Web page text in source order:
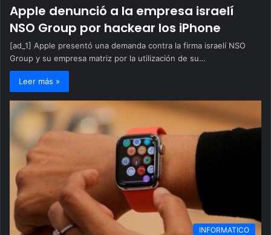
Apple denunció a la empresa israelí
NSO Group por hackear los iPhone
[ad_1] Apple presentó una demanda contra la firma israelí NSO
Group y su empresa matriz por la utilización de su…
Leer más »
INFORMATICO